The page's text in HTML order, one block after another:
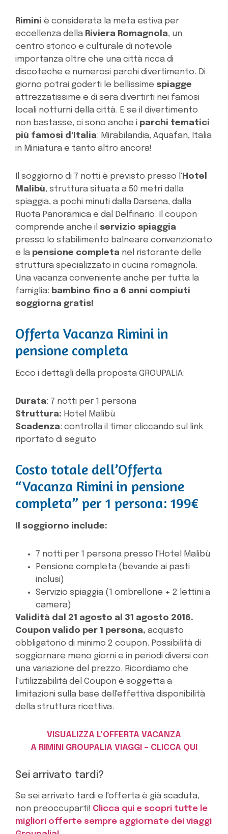
Rimini è considerata la meta estiva per
eccellenza della Riviera Romagnola, un
centro storico e culturale di notevole
importanza oltre che una città ricca di
discoteche e numerosi parchi divertimento. Di
giorno potrai goderti le bellissime spiagge
attrezzatissime e di sera divertirti nei famosi
locali notturni della città. E se il divertimento
non bastasse, ci sono anche i parchi tematici
più famosi d'Italia: Mirabilandia, Aquafan, Italia
in Miniatura e tanto altro ancora!
Il soggiorno di 7 notti è previsto presso l'Hotel
Malibù, struttura situata a 50 metri dalla
spiaggia, a pochi minuti dalla Darsena, dalla
Ruota Panoramica e dal Delfinario.
Il coupon
comprende anche il servizio spiaggia
presso lo stabilimento balneare convenzionato
e la pensione completa nel ristorante delle
struttura specializzato in cucina romagnola.
Una vacanza conveniente anche per tutta la
famiglia: bambino fino a 6 anni compiuti
soggiorna gratis!
Offerta Vacanza Rimini in
pensione completa
Ecco i dettagli della proposta GROUPALIA:
Durata: 7 notti per 1 persona
Struttura: Hotel Malibù
Scadenza: controlla il timer cliccando sul link
riportato di seguito
Costo totale dell’Offerta
“Vacanza Rimini in pensione
completa” per 1 persona: 199€
Il soggiorno include:
7 notti per 1 persona presso l'Hotel Malibù
Pensione completa (bevande ai pasti
inclusi)
Servizio spiaggia (1 ombrellone + 2 lettini a
camera)
Validità dal 21 agosto al 31 agosto 2016.
Coupon valido per 1 persona, acquisto
obbligatorio di minimo 2 coupon. Possibilità di
soggiornare meno giorni e in periodi diversi con
una variazione del prezzo. Ricordiamo che
l'utilizzabilità del Coupon è soggetta a
limitazioni sulla base dell'effettiva disponibilità
della struttura ricettiva.
VISUALIZZA L'OFFERTA VACANZA
A RIMINI GROUPALIA VIAGGI – CLICCA QUI
Sei arrivato tardi?
Se sei arrivato tardi e l'offerta è già scaduta,
non preoccuparti! Clicca qui e scopri tutte le
migliori offerte sempre aggiornate dei viaggi